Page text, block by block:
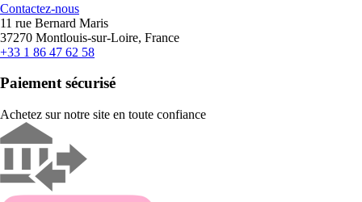
Contactez-nous
11 rue Bernard Maris
37270 Montlouis-sur-Loire, France
+33 1 86 47 62 58
Paiement sécurisé
Achetez sur notre site en toute confiance